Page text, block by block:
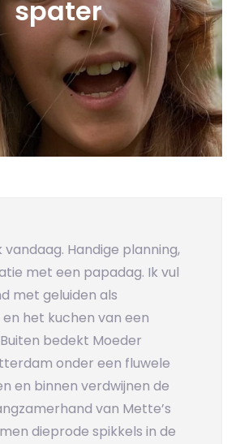
spater
vandaag. Handige planning,
met een papadag. Ik vul
met geluiden als
het kuchen van een
bedekt Moeder
onder een fluwele
en binnen verdwijnen de
van Mette’s
dieprode spikkels in de